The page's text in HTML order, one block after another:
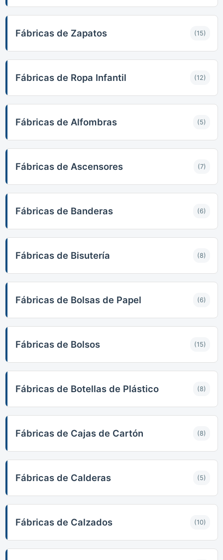
Fábricas de Zapatos (15)
Fábricas de Ropa Infantil (12)
Fábricas de Alfombras (5)
Fábricas de Ascensores (7)
Fábricas de Banderas (6)
Fábricas de Bisutería (8)
Fábricas de Bolsas de Papel (6)
Fábricas de Bolsos (15)
Fábricas de Botellas de Plástico (8)
Fábricas de Cajas de Cartón (8)
Fábricas de Calderas (5)
Fábricas de Calzados (10)